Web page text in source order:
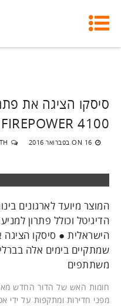
סיסקו הציגה את
FIREPOWER 4100
ON 16 בפברואר 2016
המוצר מיועד לארגונים
משתתפים
חומות האש של הדור החדש
מפני חדירות ומתקפות על